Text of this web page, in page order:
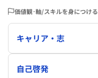
価値観･軸/スキルを身につける
キャリア・志
自己啓発